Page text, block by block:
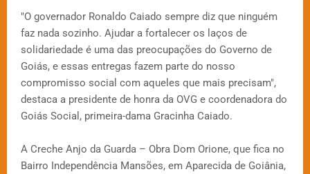
"O governador Ronaldo Caiado sempre diz que ninguém
faz nada sozinho. Ajudar a fortalecer os laços de
solidariedade é uma das preocupações do Governo de
Goiás, e essas entregas fazem parte do nosso
compromisso social com aqueles que mais precisam",
destaca a presidente de honra da OVG e coordenadora do
Goiás Social, primeira-dama Gracinha Caiado.
A Creche Anjo da Guarda – Obra Dom Orione, que fica no
Bairro Independência Mansões, em Aparecida de Goiânia,